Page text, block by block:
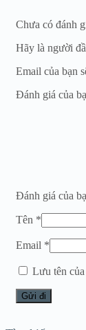
Chưa có đánh
Hãy là người
Email của bạn
Đánh giá của
Đánh giá của
Tên *
Email *
Lưu tên